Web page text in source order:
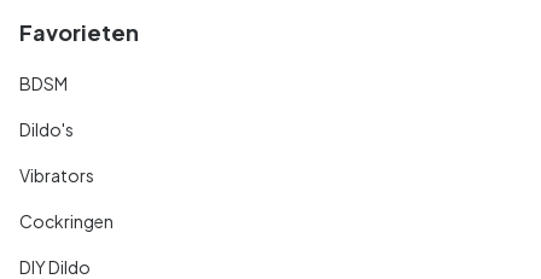
Favorieten
BDSM
Dildo's
Vibrators
Cockringen
DIY Dildo